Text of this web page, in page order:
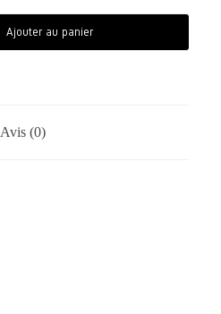
Ajouter au panier
Avis (0)